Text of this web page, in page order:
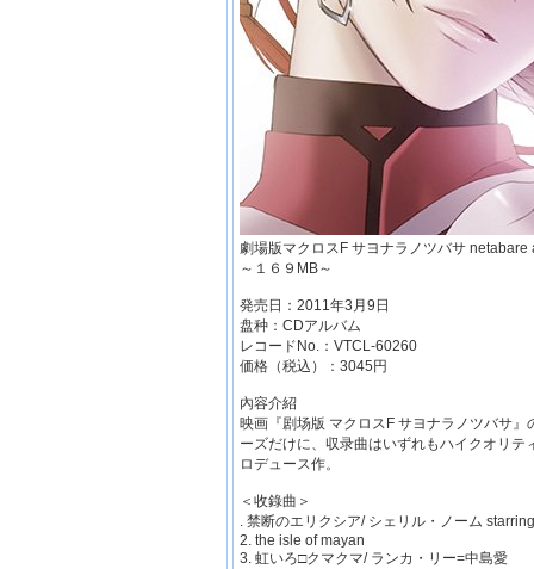
劇場版マクロスF サヨナラノツバサ
～１６９MB～
発売日：2011年3月9日
盘种：CDアルバム
レコードNo.：VTCL-60260
価格（税込）：3045円
內容介紹
映画『剧场版 マクロスF サヨナラノツバサ』
ーズだけに、収录曲はいずれもハイクオリ
ロデュース作。
＜收錄曲＞
. 禁断のエリクシア/ シェリル・ノーム
2. the isle of mayan
3. 虹いろ□クマクマ/ ランカ・リー=中島愛